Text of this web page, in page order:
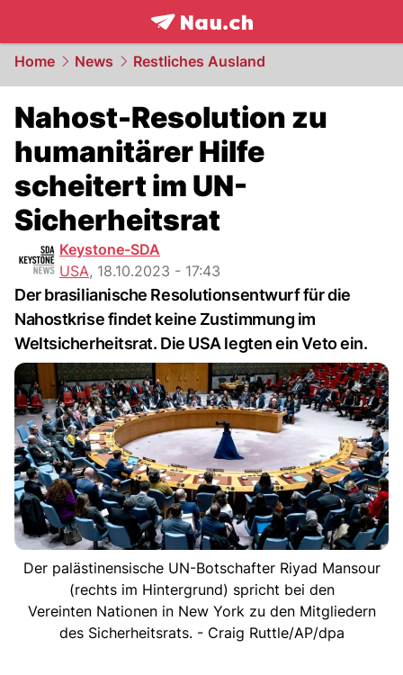
frontpage.NAU.ch
Home News Restliches Ausland
Nahost-Resolution zu
humanitärer Hilfe
scheitert im UN-
Sicherheitsrat
Keystone-SDA
USA, 18.10.2023 - 17:43
Der brasilianische Resolutionsentwurf für die
Nahostkrise findet keine Zustimmung im
Weltsicherheitsrat. Die USA legten ein Veto ein.
Der palästinensische UN-Botschafter Riyad Mansour
(rechts im Hintergrund) spricht bei den
Vereinten Nationen in New York zu den Mitgliedern
des Sicherheitsrats. - Craig Ruttle/AP/dpa